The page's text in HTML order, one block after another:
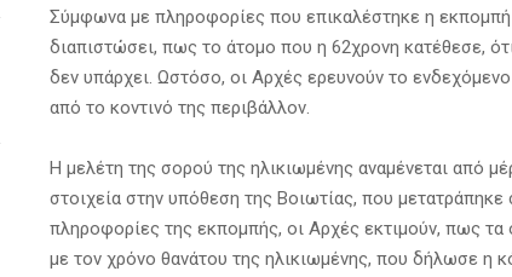
Σύμφωνα με πληροφορίες που επικαλέστηκε η εκπομπή
διαπιστώσει, πως το άτομο που η 62χρονη κατέθεσε,
δεν υπάρχει. Ωστόσο, οι Αρχές ερευνούν το
από το κοντινό της περιβάλλον.
Η μελέτη της σορού της ηλικιωμένης αναμένεται από
στοιχεία στην υπόθεση της Βοιωτίας, που
πληροφορίες της εκπομπής, οι Αρχές εκτιμούν, πως
με τον χρόνο θανάτου της ηλικιωμένης, που δήλωσε η